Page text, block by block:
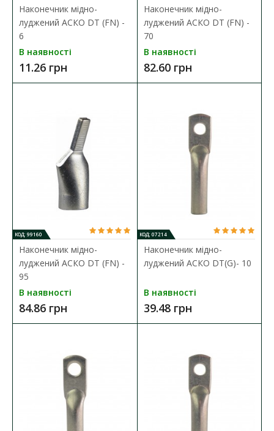
Наконечник мідно-луджений DT(G)-35
Кабельний наконечник серії DT(G) представляє собою
спеціальний елемент, які призначений дл..
Наконечник мідно-
луджений АСКО DT (FN) -
6
В наявності
11.26 грн
Наконечник мідно-
луджений АСКО DT (FN) -
70
В наявності
82.60 грн
КОД: 99160
Наконечник мідно-
луджений АСКО DT (FN) -
95
В наявності
84.86 грн
КОД: 07214
Наконечник мідно-
луджений АСКО DT(G)- 10
В наявності
39.48 грн